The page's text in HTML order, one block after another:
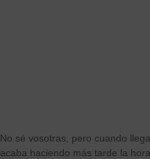
No sé vosotras, pero cuando
acaba haciendo más tarde la